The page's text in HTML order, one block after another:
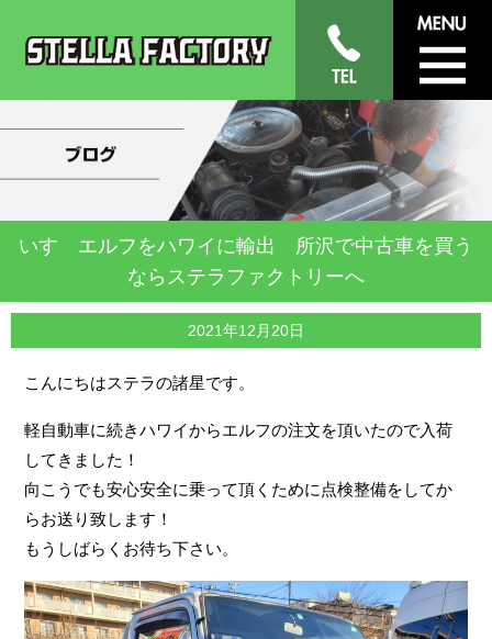
いすゞエルフをハワイに輸出 所沢で中古車を買う
ならステラファクトリーへ
2021年12月20日
こんにちはステラの諸星です。
軽自動車に続きハワイからエルフの注文を頂いたので入荷
してきました！
向こうでも安心安全に乗って頂くために点検整備をしてか
らお送り致します！
もうしばらくお待ち下さい。